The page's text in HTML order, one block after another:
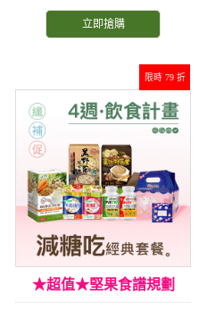
立即搶購
限時 79 折
★超值★堅果食譜規劃